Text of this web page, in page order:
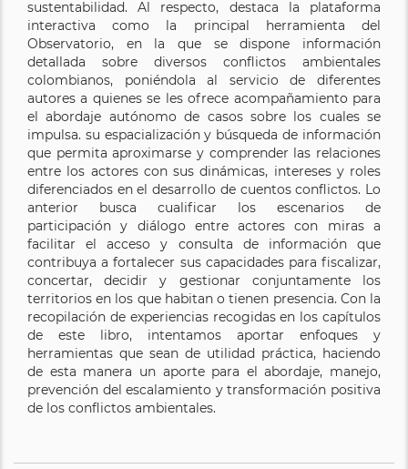
sustentabilidad. Al respecto, destaca la plataforma
interactiva como la principal herramienta del
Observatorio, en la que se dispone información
detallada sobre diversos conflictos ambientales
colombianos, poniéndola al servicio de diferentes
autores a quienes se les ofrece acompañamiento para
el abordaje autónomo de casos sobre los cuales se
impulsa. su espacialización y búsqueda de información
que permita aproximarse y comprender las relaciones
entre los actores con sus dinámicas, intereses y roles
diferenciados en el desarrollo de cuentos conflictos. Lo
anterior busca cualificar los escenarios de
participación y diálogo entre actores con miras a
facilitar el acceso y consulta de información que
contribuya a fortalecer sus capacidades para fiscalizar,
concertar, decidir y gestionar conjuntamente los
territorios en los que habitan o tienen presencia. Con la
recopilación de experiencias recogidas en los capítulos
de este libro, intentamos aportar enfoques y
herramientas que sean de utilidad práctica, haciendo
de esta manera un aporte para el abordaje, manejo,
prevención del escalamiento y transformación positiva
de los conflictos ambientales.